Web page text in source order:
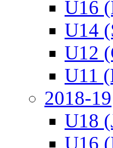
U16
U14
U12
U11
2018-19
U18
U16